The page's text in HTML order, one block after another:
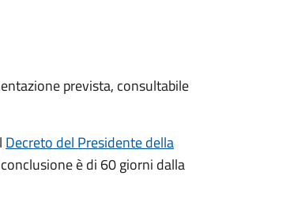
prevista, consultabile
Decreto del Presidente della
è di 60 giorni dalla